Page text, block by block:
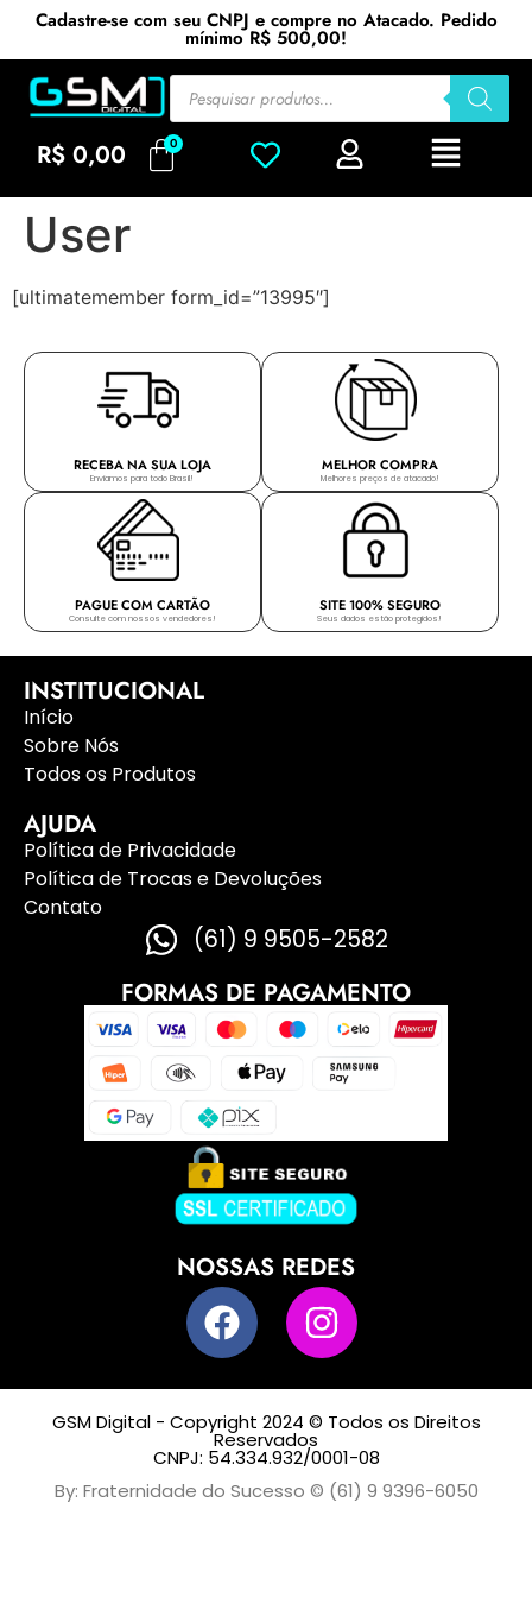
Cadastre-se com seu CNPJ e compre no Atacado. Pedido
mínimo R$ 500,00!
R$ 0,00
User
[ultimatemember form_id=”13995″]
RECEBA NA SUA LOJA
Enviamos para todo Brasil!
MELHOR COMPRA
Melhores preços de atacado!
PAGUE COM CARTÃO
Consulte com nossos vendedores!
SITE 100% SEGURO
Seus dados estão protegidos!
INSTITUCIONAL
Início
Sobre Nós
Todos os Produtos
AJUDA
Política de Privacidade
Política de Trocas e Devoluções
Contato
(61) 9 9505-2582
FORMAS DE PAGAMENTO
NOSSAS REDES
GSM Digital - Copyright 2024 © Todos os Direitos
Reservados
CNPJ: 54.334.932/0001-08
By: Fraternidade do Sucesso © (61) 9 9396-6050